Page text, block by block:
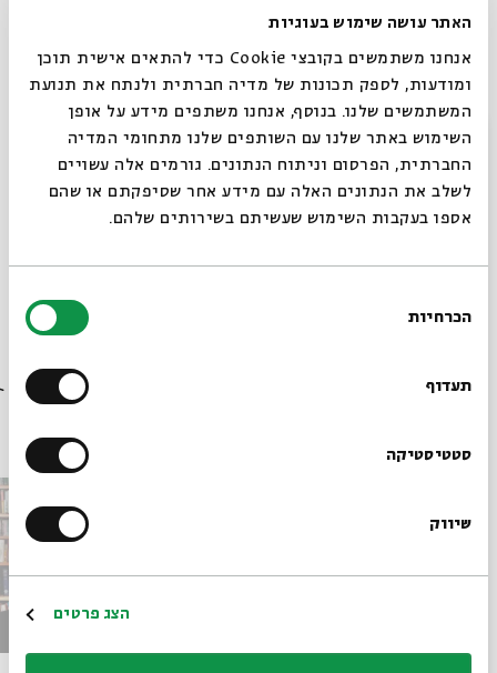
האתר עושה שימוש בעוגיות
אנחנו משתמשים בקובצי Cookie כדי להתאים אישית תוכן
ומודעות, לספק תכונות של מדיה חברתית ולנתח את תנועת
המשתמשים שלנו. בנוסף, אנחנו משתפים מידע על אופן
השימוש באתר שלנו עם השותפים שלנו מתחומי המדיה
החברתית, הפרסום וניתוח הנתונים. גורמים אלה עשויים
לשלב את הנתונים האלה עם מידע אחר שסיפקתם או שהם
אספו בעקבות השימוש שעשיתם בשירותים שלהם.
הסכמה
הכרחיות
תעדוף
סטטיסטיקה
שיווק
הצג פרטים
המסתורין מאפיין את ספר הזוהר הן מבחינה תכנית, הן
מבחינה מבנית והן מבחינה היסטורית.
תגיות: קבלה וחסידות אבישי בר-אשר ספר הזוהר
סגור